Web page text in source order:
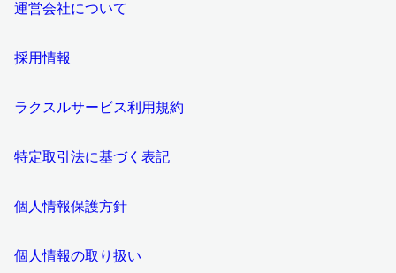
運営会社について
採用情報
ラクスルサービス利用規約
特定取引法に基づく表記
個人情報保護方針
個人情報の取り扱い